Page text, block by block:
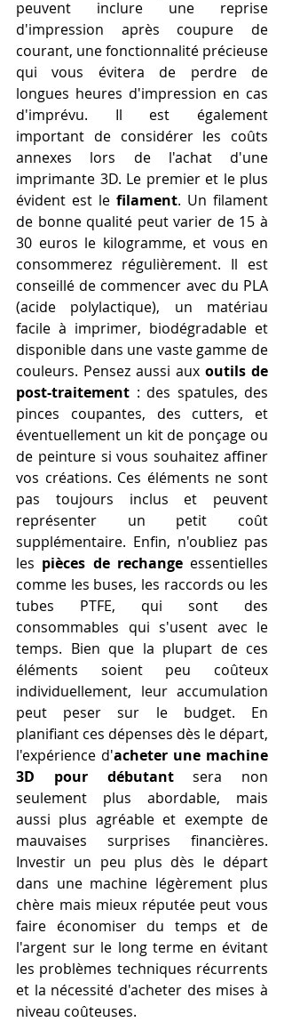
peuvent inclure une reprise
d'impression après coupure de
courant, une fonctionnalité précieuse
qui vous évitera de perdre de
longues heures d'impression en cas
d'imprévu. Il est également
important de considérer les coûts
annexes lors de l'achat d'une
imprimante 3D. Le premier et le plus
évident est le filament. Un filament
de bonne qualité peut varier de 15 à
30 euros le kilogramme, et vous en
consommerez régulièrement. Il est
conseillé de commencer avec du PLA
(acide polylactique), un matériau
facile à imprimer, biodégradable et
disponible dans une vaste gamme de
couleurs. Pensez aussi aux outils de
post-traitement : des spatules, des
pinces coupantes, des cutters, et
éventuellement un kit de ponçage ou
de peinture si vous souhaitez affiner
vos créations. Ces éléments ne sont
pas toujours inclus et peuvent
représenter un petit coût
supplémentaire. Enfin, n'oubliez pas
les pièces de rechange essentielles
comme les buses, les raccords ou les
tubes PTFE, qui sont des
consommables qui s'usent avec le
temps. Bien que la plupart de ces
éléments soient peu coûteux
individuellement, leur accumulation
peut peser sur le budget. En
planifiant ces dépenses dès le départ,
l'expérience d'acheter une machine
3D pour débutant sera non
seulement plus abordable, mais
aussi plus agréable et exempte de
mauvaises surprises financières.
Investir un peu plus dès le départ
dans une machine légèrement plus
chère mais mieux réputée peut vous
faire économiser du temps et de
l'argent sur le long terme en évitant
les problèmes techniques récurrents
et la nécessité d'acheter des mises à
niveau coûteuses.